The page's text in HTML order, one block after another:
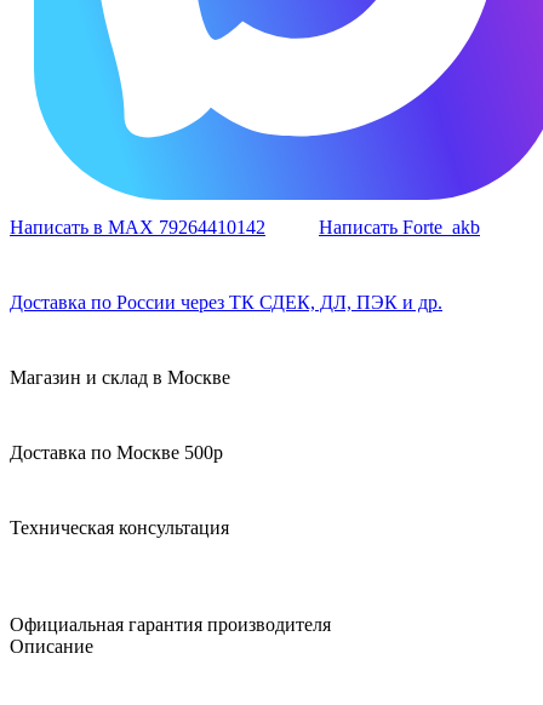
Написать в MAX 79264410142 Написать Forte_akb
Доставка по России через ТК СДЕК, ДЛ, ПЭК и др.
Магазин и склад в Москве
Доставка по Москве 500р
Техническая консультация
Официальная гарантия производителя
Описание